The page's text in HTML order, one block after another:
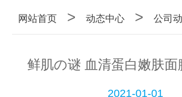
网站首页 > 动态中心 > 公司
鲜肌の谜 血清蛋白嫩肤面
2021-01-01